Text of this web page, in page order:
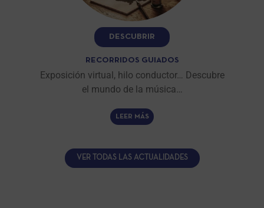
DESCUBRIR
RECORRIDOS GUIADOS
Exposición virtual, hilo conductor… Descubre
el mundo de la música…
LEER MÁS
VER TODAS LAS ACTUALIDADES